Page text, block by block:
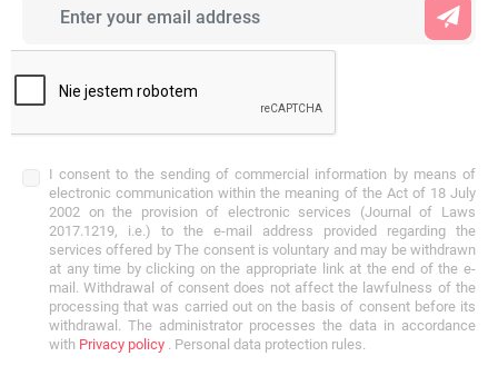
I consent to the sending of commercial information by means of
electronic communication within the meaning of the Act of 18 July
2002 on the provision of electronic services (Journal of Laws
2017.1219, i.e.) to the e-mail address provided regarding the
services offered by The consent is voluntary and may be withdrawn
at any time by clicking on the appropriate link at the end of the e-
mail. Withdrawal of consent does not affect the lawfulness of the
processing that was carried out on the basis of consent before its
withdrawal. The administrator processes the data in accordance
with Privacy policy . Personal data protection rules.